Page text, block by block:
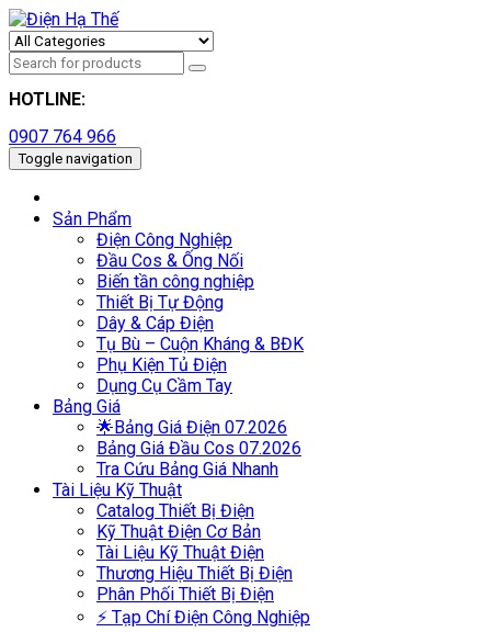
HOTLINE:
0907 764 966
Toggle navigation
Sản Phẩm
Điện Công Nghiệp
Đầu Cos & Ống Nối
Biến tần công nghiệp
Thiết Bị Tự Động
Dây & Cáp Điện
Tụ Bù – Cuộn Kháng & BĐK
Phụ Kiện Tủ Điện
Dụng Cụ Cầm Tay
Bảng Giá
🌟Bảng Giá Điện 07.2026
Bảng Giá Đầu Cos 07.2026
Tra Cứu Bảng Giá Nhanh
Tài Liệu Kỹ Thuật
Catalog Thiết Bị Điện
Kỹ Thuật Điện Cơ Bản
Tài Liệu Kỹ Thuật Điện
Thương Hiệu Thiết Bị Điện
Phân Phối Thiết Bị Điện
⚡ Tạp Chí Điện Công Nghiệp